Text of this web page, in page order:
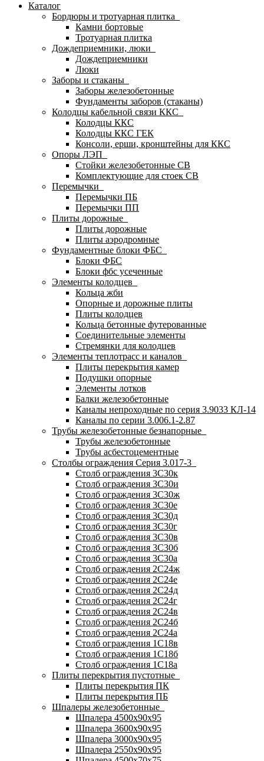
Каталог
Бордюры и тротуарная плитка
Камни бортовые
Тротуарная плитка
Дождеприемники, люки
Дождеприемники
Люки
Заборы и стаканы
Заборы железобетонные
Фундаменты заборов (стаканы)
Колодцы кабельной связи ККС
Колодцы ККС
Колодцы ККС ГЕК
Консоли, ерши, кронштейны для ККС
Опоры ЛЭП
Стойки железобетонные СВ
Комплектующие для стоек СВ
Перемычки
Перемычки ПБ
Перемычки ПП
Плиты дорожные
Плиты дорожные
Плиты аэродромные
Фундаментные блоки ФБС
Блоки ФБС
Блоки фбс усеченные
Элементы колодцев
Кольца жби
Опорные и дорожные плиты
Плиты колодцев
Кольца бетонные футерованные
Соединительные элементы
Стремянки для колодцев
Элементы теплотрасс и каналов
Плиты перекрытия камер
Подушки опорные
Элементы лотков
Балки железобетонные
Каналы непроходные по серия 3.9033 КЛ-14
Каналы по серии 3.006.1-2.87
Трубы железобетонные безнапорные
Трубы железобетонные
Трубы асбестоцементные
Столбы ограждения Серия 3.017-3
Столб ограждения 3С30к
Столб ограждения 3С30и
Столб ограждения 3С30ж
Столб ограждения 3С30е
Столб ограждения 3С30д
Столб ограждения 3С30г
Столб ограждения 3С30в
Столб ограждения 3С30б
Столб ограждения 3С30а
Столб ограждения 2С24ж
Столб ограждения 2С24е
Столб ограждения 2С24д
Столб ограждения 2С24г
Столб ограждения 2С24в
Столб ограждения 2С24б
Столб ограждения 2С24а
Столб ограждения 1С18в
Столб ограждения 1С18б
Столб ограждения 1С18а
Плиты перекрытия пустотные
Плиты перекрытия ПК
Плиты перекрытия ПБ
Шпалеры железобетонные
Шпалера 4500х90х95
Шпалера 3600х90х95
Шпалера 3000х90х95
Шпалера 2550х90х95